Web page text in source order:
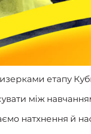
етапу
між
натхнення й